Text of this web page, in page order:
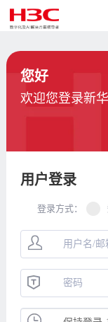
您好
欢迎您登录新
用户登录
登录方式：